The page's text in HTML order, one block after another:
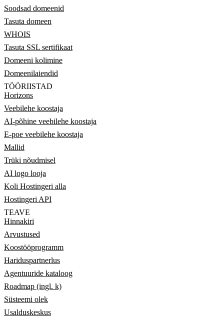
Soodsad domeenid
Tasuta domeen
WHOIS
Tasuta SSL sertifikaat
Domeeni kolimine
Domeenilaiendid
TÖÖRIISTAD
Horizons
Veebilehe koostaja
AI-põhine veebilehe koostaja
E-poe veebilehe koostaja
Mallid
Trüki nõudmisel
AI logo looja
Koli Hostingeri alla
Hostingeri API
TEAVE
Hinnakiri
Arvustused
Koostööprogramm
Hariduspartnerlus
Agentuuride kataloog
Roadmap (ingl. k)
Süsteemi olek
Usalduskeskus